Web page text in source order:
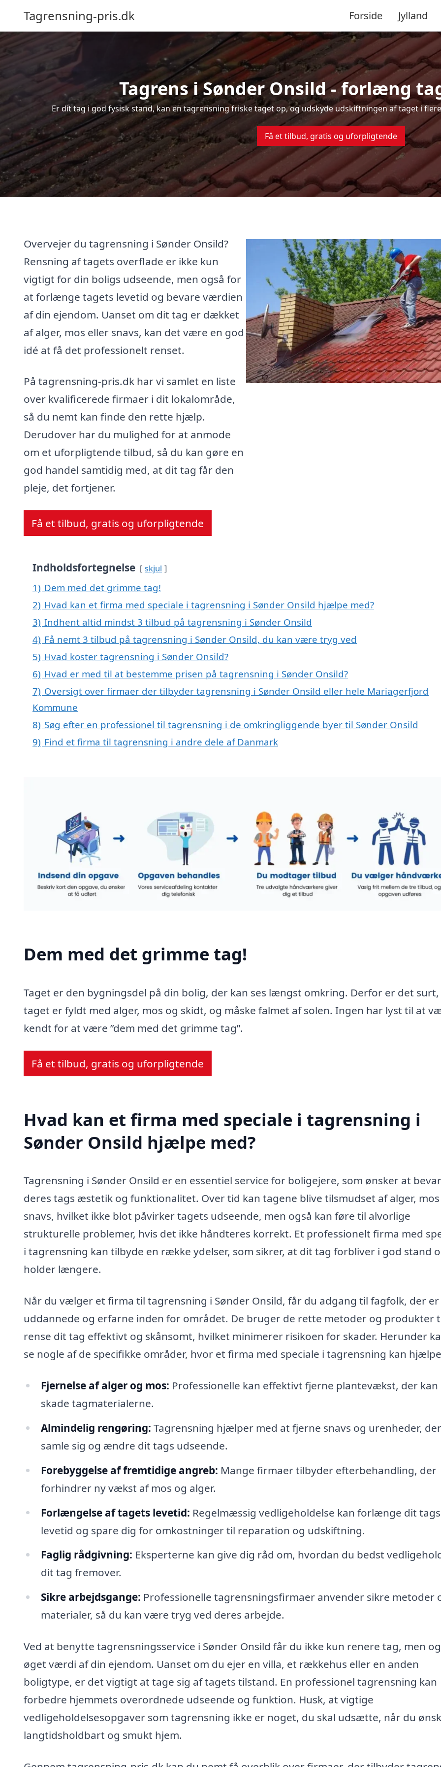
Tagrensning-pris.dk Forside Jylland
Tagrens i Sønder Onsild - forlæng
Er dit tag i god fysisk stand, kan en tagrensning friske taget op, og udskyde udskiftningen af taget i
Få et tilbud, gratis og uforpligtende
Overvejer du tagrensning i Sønder Onsild?
Rensning af tagets overflade er ikke kun
vigtigt for din boligs udseende, men også for
at forlænge tagets levetid og bevare værdien
af din ejendom. Uanset om dit tag er dækket
af alger, mos eller snavs, kan det være en god
idé at få det professionelt renset.
På tagrensning-pris.dk har vi samlet en liste
over kvalificerede firmaer i dit lokalområde,
så du nemt kan finde den rette hjælp.
Derudover har du mulighed for at anmode
om et uforpligtende tilbud, så du kan gøre en
god handel samtidig med, at dit tag får den
pleje, det fortjener.
Få et tilbud, gratis og uforpligtende
Indholdsfortegnelse skjul
1) Dem med det grimme tag!
2) Hvad kan et firma med speciale i tagrensning i Sønder Onsild hjælpe med?
3) Indhent altid mindst 3 tilbud på tagrensning i Sønder Onsild
4) Få nemt 3 tilbud på tagrensning i Sønder Onsild, du kan være tryg ved
5) Hvad koster tagrensning i Sønder Onsild?
6) Hvad er med til at bestemme prisen på tagrensning i Sønder Onsild?
7) Oversigt over firmaer der tilbyder tagrensning i Sønder Onsild eller hele Mariagerfjord
Kommune
8) Søg efter en professionel til tagrensning i de omkringliggende byer til Sønder Onsild
9) Find et firma til tagrensning i andre dele af Danmark
Dem med det grimme tag!
Taget er den bygningsdel på din bolig, der kan ses længst omkring. Derfor er det
taget er fyldt med alger, mos og skidt, og måske falmet af solen. Ingen har lyst til at
kendt for at være ”dem med det grimme tag”.
Få et tilbud, gratis og uforpligtende
Hvad kan et firma med speciale i tagrensning i
Sønder Onsild hjælpe med?
Tagrensning i Sønder Onsild er en essentiel service for boligejere, som ønsker at
deres tags æstetik og funktionalitet. Over tid kan tagene blive tilsmudset af alger,
snavs, hvilket ikke blot påvirker tagets udseende, men også kan føre til alvorlige
strukturelle problemer, hvis det ikke håndteres korrekt. Et professionelt firma med
i tagrensning kan tilbyde en række ydelser, som sikrer, at dit tag forbliver i god stand
holder længere.
Når du vælger et firma til tagrensning i Sønder Onsild, får du adgang til fagfolk, der er
uddannede og erfarne inden for området. De bruger de rette metoder og produkter
rense dit tag effektivt og skånsomt, hvilket minimerer risikoen for skader. Herunder
se nogle af de specifikke områder, hvor et firma med speciale i tagrensning kan
Fjernelse af alger og mos: Professionelle kan effektivt fjerne plantevækst, der kan
skade tagmaterialerne.
Almindelig rengøring: Tagrensning hjælper med at fjerne snavs og urenheder,
samle sig og ændre dit tags udseende.
Forebyggelse af fremtidige angreb: Mange firmaer tilbyder efterbehandling, der
forhindrer ny vækst af mos og alger.
Forlængelse af tagets levetid: Regelmæssig vedligeholdelse kan forlænge dit tags
levetid og spare dig for omkostninger til reparation og udskiftning.
Faglig rådgivning: Eksperterne kan give dig råd om, hvordan du bedst
dit tag fremover.
Sikre arbejdsgange: Professionelle tagrensningsfirmaer anvender sikre metoder
materialer, så du kan være tryg ved deres arbejde.
Ved at benytte tagrensningsservice i Sønder Onsild får du ikke kun renere tag, men
øget værdi af din ejendom. Uanset om du ejer en villa, et rækkehus eller en anden
boligtype, er det vigtigt at tage sig af tagets tilstand. En professionel tagrensning kan
forbedre hjemmets overordnede udseende og funktion. Husk, at vigtige
vedligeholdelsesopgaver som tagrensning ikke er noget, du skal udsætte, når du
langtidsholdbart og smukt hjem.